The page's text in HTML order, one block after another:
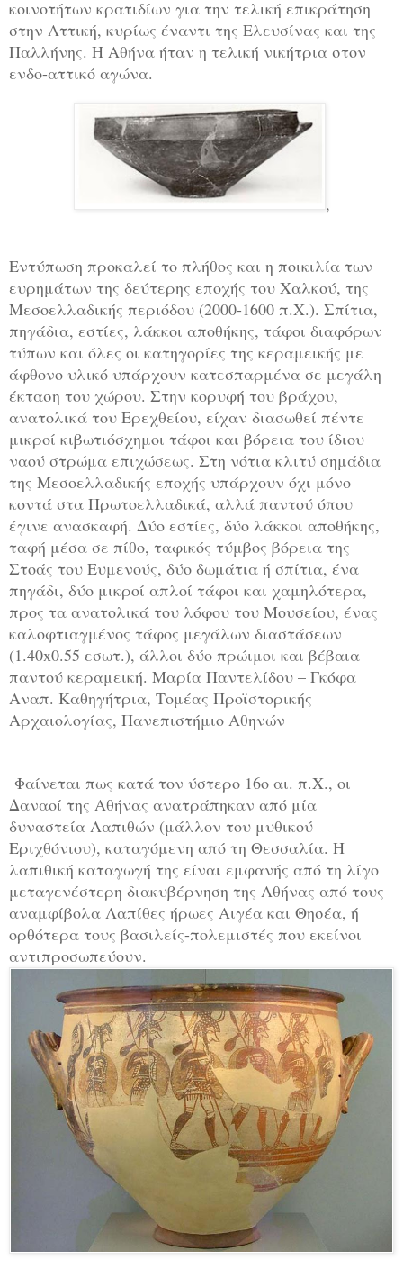
κοινοτήτων κρατιδίων για την τελική επικράτηση
στην Αττική, κυρίως έναντι της Ελευσίνας και της
Παλλήνης. Η Αθήνα ήταν η τελική νικήτρια στον
ενδο-αττικό αγώνα.
,
Εντύπωση προκαλεί το πλήθος και η ποικιλία των
ευρημάτων της δεύτερης εποχής του Χαλκού, της
Μεσοελλαδικής περιόδου (2000-1600 π.Χ.). Σπίτια,
πηγάδια, εστίες, λάκκοι αποθήκης, τάφοι διαφόρων
τύπων και όλες οι κατηγορίες της κεραμεικής με
άφθονο υλικό υπάρχουν κατεσπαρμένα σε μεγάλη
έκταση του χώρου. Στην κορυφή του βράχου,
ανατολικά του Ερεχθείου, είχαν διασωθεί πέντε
μικροί κιβωτιόσχημοι τάφοι και βόρεια του ίδιου
ναού στρώμα επιχώσεως. Στη νότια κλιτύ σημάδια
της Μεσοελλαδικής εποχής υπάρχουν όχι μόνο
κοντά στα Πρωτοελλαδικά, αλλά παντού όπου
έγινε ανασκαφή. Δύο εστίες, δύο λάκκοι αποθήκης,
ταφή μέσα σε πίθο, ταφικός τύμβος βόρεια της
Στοάς του Ευμενούς, δύο δωμάτια ή σπίτια, ένα
πηγάδι, δύο μικροί απλοί τάφοι και χαμηλότερα,
προς τα ανατολικά του λόφου του Μουσείου, ένας
καλοφτιαγμένος τάφος μεγάλων διαστάσεων
(1.40x0.55 εσωτ.), άλλοι δύο πρώιμοι και βέβαια
παντού κεραμεική. Μαρία Παντελίδου – Γκόφα
Αναπ. Καθηγήτρια, Τομέας Προϊστορικής
Αρχαιολογίας, Πανεπιστήμιο Αθηνών
Φαίνεται πως κατά τον ύστερο 16ο αι. π.Χ., οι
Δαναοί της Αθήνας ανατράπηκαν από μία
δυναστεία Λαπιθών (μάλλον του μυθικού
Εριχθόνιου), καταγόμενη από τη Θεσσαλία. Η
λαπιθική καταγωγή της είναι εμφανής από τη λίγο
μεταγενέστερη διακυβέρνηση της Αθήνας από τους
αναμφίβολα Λαπίθες ήρωες Αιγέα και Θησέα, ή
ορθότερα τους βασιλείς-πολεμιστές που εκείνοι
αντιπροσωπεύουν.